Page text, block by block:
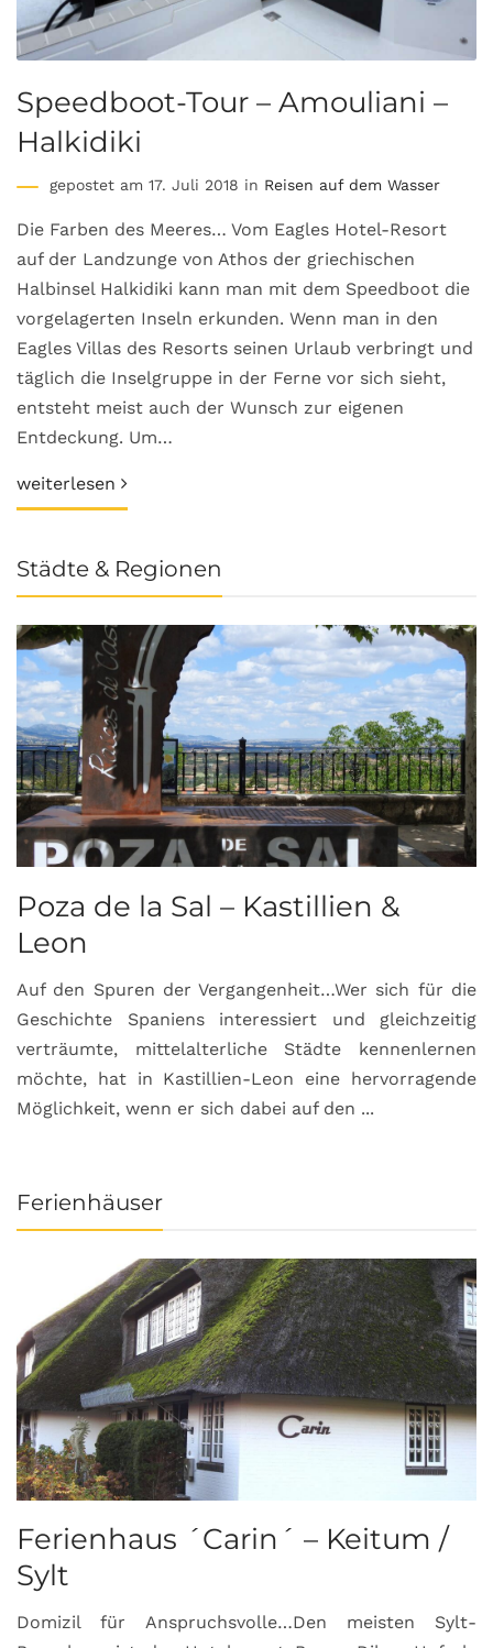
Speedboot-Tour – Amouliani –
Halkidiki
gepostet am 17. Juli 2018 in Reisen auf dem Wasser
Die Farben des Meeres… Vom Eagles Hotel-Resort
auf der Landzunge von Athos der griechischen
Halbinsel Halkidiki kann man mit dem Speedboot die
vorgelagerten Inseln erkunden. Wenn man in den
Eagles Villas des Resorts seinen Urlaub verbringt und
täglich die Inselgruppe in der Ferne vor sich sieht,
entsteht meist auch der Wunsch zur eigenen
Entdeckung. Um…
weiterlesen
Städte & Regionen
Poza de la Sal – Kastillien &
Leon
Auf den Spuren der Vergangenheit…Wer sich für die
Geschichte Spaniens interessiert und gleichzeitig
verträumte, mittelalterliche Städte kennenlernen
möchte, hat in Kastillien-Leon eine hervorragende
Möglichkeit, wenn er sich dabei auf den ...
Ferienhäuser
Ferienhaus ´Carin´ – Keitum /
Sylt
Domizil für Anspruchsvolle…Den meisten Sylt-